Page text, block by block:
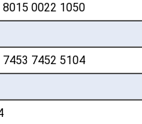
0022 1050
7452 5104